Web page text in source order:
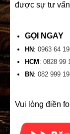
được sự tư vấn
GỌI NGAY
HN : 0963 64
HCM : 0828 99
BN : 082 999
Vui lòng điền